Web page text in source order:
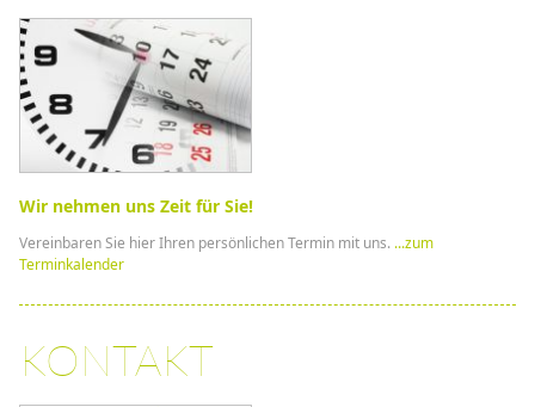
Wir nehmen uns Zeit für Sie!
Vereinbaren Sie hier Ihren persönlichen Termin mit uns. ...zum
Terminkalender
KONTAKT